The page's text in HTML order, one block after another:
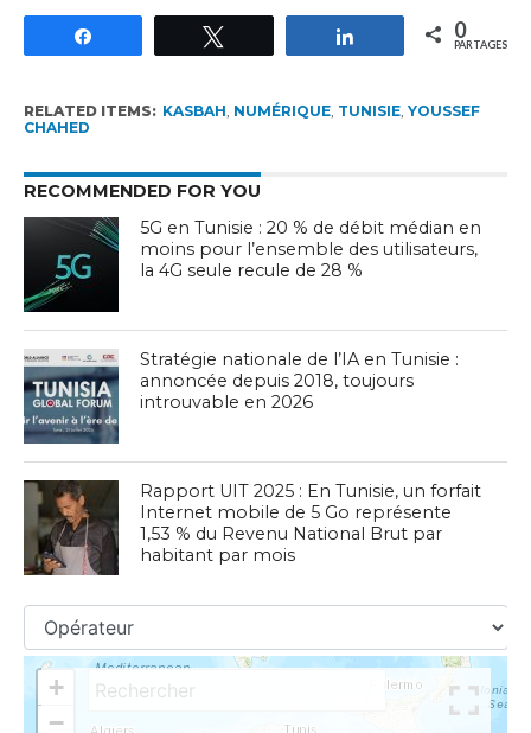
Partagez 0
PARTAGES
RELATED ITEMS: KASBAH NUMÉRIQUE, TUNISIE, YOUSSEF
CHAHED
RECOMMENDED FOR YOU
5G en Tunisie : 20 % de débit médian en
moins pour l’ensemble des utilisateurs,
la 4G seule recule de 28 %
Stratégie nationale de l’IA en Tunisie :
annoncée depuis 2018, toujours
introuvable en 2026
Rapport UIT 2025 : En Tunisie, un forfait
Internet mobile de 5 Go représente
1,53 % du Revenu National Brut par
habitant par mois